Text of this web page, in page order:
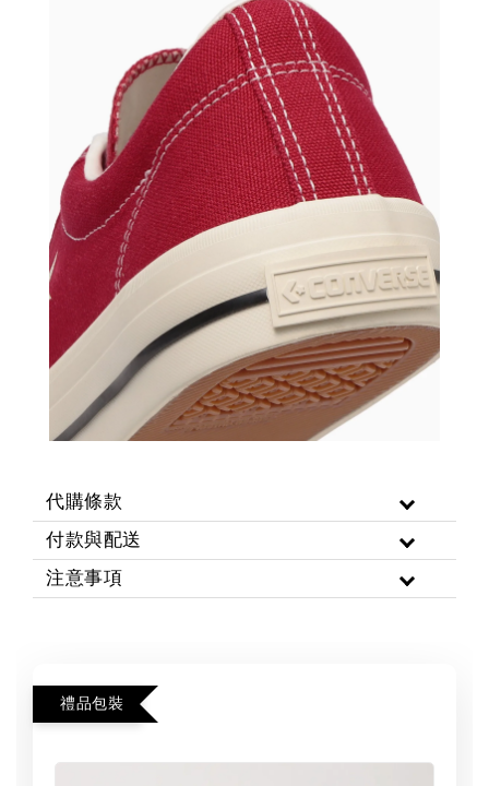
代購條款
付款與配送
注意事項
禮品包裝